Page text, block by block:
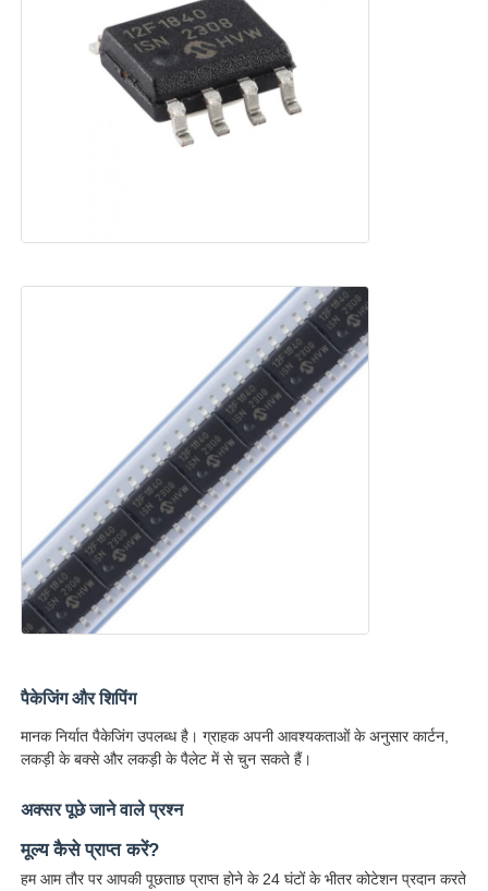
आरएफ एकीकृत सर्किट
इलेक्ट्रॉनिक उपकरण
सॉलिड स्टेट रिले
संचार ऐन्टेना
योजक
पैकेजिंग और शिपिंग
मानक निर्यात पैकेजिंग उपलब्ध है। ग्राहक अपनी आवश्यकताओं के अनुसार कार्टन,
लकड़ी के बक्से और लकड़ी के पैलेट में से चुन सकते हैं।
अक्सर पूछे जाने वाले प्रश्न
मूल्य कैसे प्राप्त करें?
हम आम तौर पर आपकी पूछताछ प्राप्त होने के 24 घंटों के भीतर कोटेशन प्रदान करते